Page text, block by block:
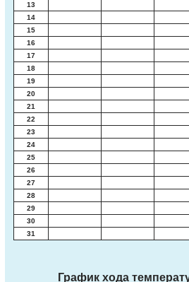
13
14
15
16
17
18
19
20
21
22
23
24
25
26
27
28
29
30
31
График хода